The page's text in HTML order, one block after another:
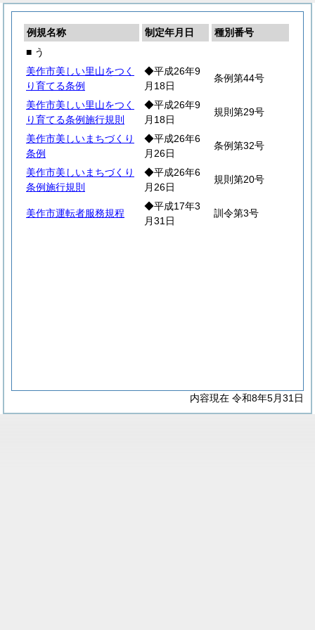
例規名称 制定年月日
種別番号
■ う
美作市美しい里山をつく
り育てる条例
◆平成26年9
月18日
条例第44号
美作市美しい里山をつく
り育てる条例施行規則
◆平成26年9
月18日
規則第29号
美作市美しいまちづくり
条例
◆平成26年6
月26日
条例第32号
美作市美しいまちづくり
条例施行規則
◆平成26年6
月26日
規則第20号
美作市運転者服務規程
◆平成17年3
月31日
訓令第3号
内容現在 令和8年5月31日